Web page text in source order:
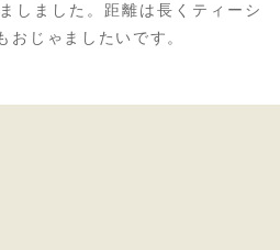
しました。距離は長くティーシ
おじゃましたいです。